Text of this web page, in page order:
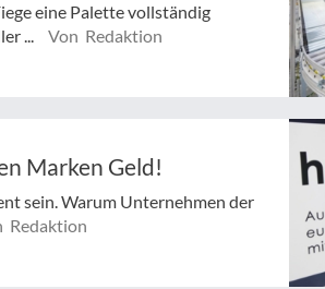
eine Palette vollständig
...
Von Redaktion
Marken Geld!
sein. Warum Unternehmen der
Redaktion